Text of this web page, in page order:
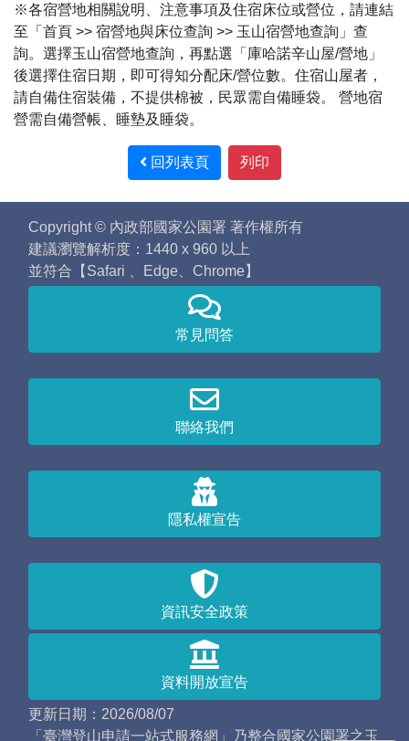
※各宿營地相關說明、注意事項及住宿床位或營位，請連結
至「首頁 >> 宿營地與床位查詢 >> 玉山宿營地查詢」查
詢。選擇玉山宿營地查詢，再點選「庫哈諾辛山屋/營地」
後選擇住宿日期，即可得知分配床/營位數。住宿山屋者，
請自備住宿裝備，不提供棉被，民眾需自備睡袋。 營地宿
營需自備營帳、睡墊及睡袋。
回列表頁 列印
Copyright © 內政部國家公園署 著作權所有
建議瀏覽解析度：1440 x 960 以上
並符合【Safari 、Edge、Chrome】
常見問答
聯絡我們
隱私權宣告
資訊安全政策
資料開放宣告
更新日期：2026/08/07
「臺灣登山申請一站式服務網」乃整合國家公園署之玉